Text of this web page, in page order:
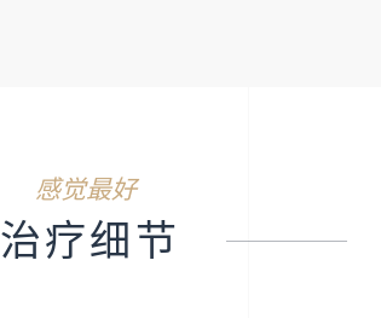
感觉最好
治疗细节